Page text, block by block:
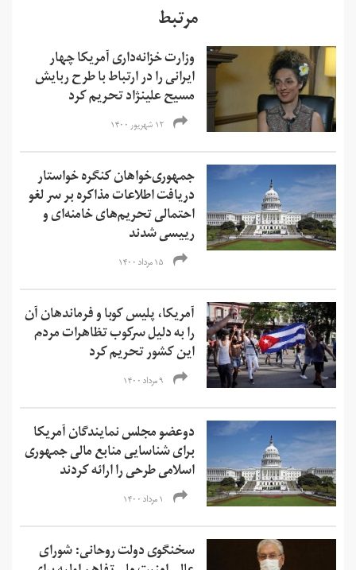
مرتبط
وزارت خزانه‌داری آمریکا چهار
ایرانی را در ارتباط با طرح ربایش
مسیح علینژاد تحریم کرد
۱۲ شهریور ۱۴۰۰
جمهوری‌خواهان کنگره خواستار
دریافت اطلاعات مذاکره بر سر لغو
احتمالی تحریم‌های خامنه‌ای و
رییسی شدند
۱۵ مرداد ۱۴۰۰
آمریکا، پلیس کوبا و فرماندهان آن
را به دلیل سرکوب تظاهرات مردم
این کشور تحریم کرد
۹ مرداد ۱۴۰۰
دوعضو مجلس نمایندگان آمریکا
برای شناسایی منابع مالی جمهوری
اسلامی طرحی را ارائه کردند
۱ مرداد ۱۴۰۰
سخنگوی دولت روحانی: شورای